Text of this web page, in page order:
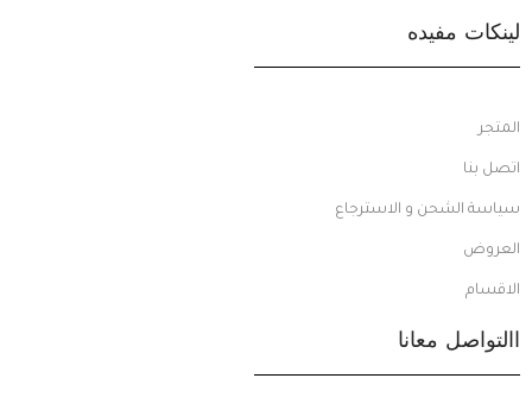
لينكات مفيده
المتجر
اتصل بنا
سياسة الشحن و الاسترجاع
العروض
الاقسام
االتواصل معانا